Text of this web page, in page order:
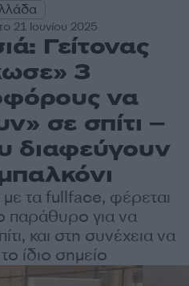
21 Ιουνίου 2025
Γείτονας
3
να
σε σπίτι –
διαφεύγουν
με τα fullface, φέρεται
παράθυρο για να
και στη συνέχεια να
ίδιο σημείο